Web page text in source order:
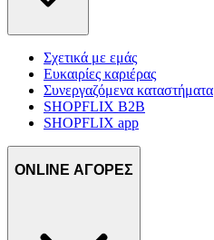
Σχετικά με εμάς
Ευκαιρίες καριέρας
Συνεργαζόμενα καταστήματα
SHOPFLIX B2B
SHOPFLIX app
ONLINE ΑΓΟΡΕΣ